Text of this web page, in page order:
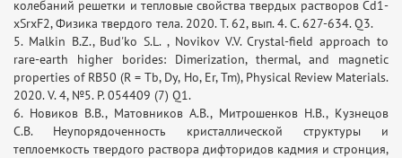
колебаний решетки и тепловые свойства твердых растворов Сd1-
xSrxF2, Физика твердого тела. 2020. Т. 62, вып. 4. С. 627-634. Q3.
5. Malkin B.Z., Bud'ko S.L. , Novikov V.V. Crystal-field approach to
rare-earth higher borides: Dimerization, thermal, and magnetic
properties of RB50 (R = Tb, Dy, Ho, Er, Tm), Physical Review Materials.
2020. V. 4, №5. P. 054409 (7) Q1.
6. Новиков В.В., Матовников А.В., Митрошенков Н.В., Кузнецов
С.В. Неупорядоченность кристаллической структуры и
теплоемкость твердого раствора дифторидов кадмия и стронция,